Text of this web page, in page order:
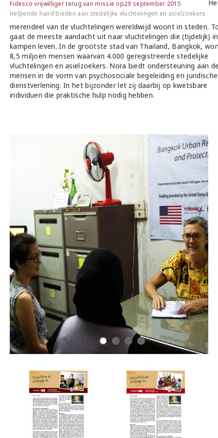
Fidesco vrijwilliger terug van missie op29 september 2015
Helpende hand bieden aan stedelijke vluchtelingen en asielzoekers
merendeel van de vluchtelingen wereldwijd woont in steden.
gaat de meeste aandacht uit naar vluchtelingen die (tijdelijk) in
kampen leven. In de grootste stad van Thailand, Bangkok,
8,5 miljoen mensen waarvan 4.000 geregistreerde stedelijke
vluchtelingen en asielzoekers. Nora biedt ondersteuning aan
mensen in de vorm van psychosociale begeleiding en juridische
dienstverlening. In het bijzonder let zij daarbij op kwetsbare
individuen die praktische hulp nodig hebben.